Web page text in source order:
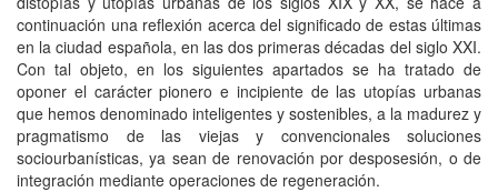
continuación una reflexión acerca del significado de estas últimas
en la ciudad española, en las dos primeras décadas del siglo XXI.
Con tal objeto, en los siguientes apartados se ha tratado de
oponer el carácter pionero e incipiente de las utopías urbanas
que hemos denominado inteligentes y sostenibles, a la madurez y
pragmatismo de las viejas y convencionales soluciones
sociourbanísticas, ya sean de renovación por desposesión, o de
integración mediante operaciones de regeneración.